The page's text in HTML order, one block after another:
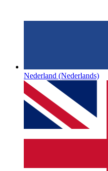
Nederland (Nederlands)